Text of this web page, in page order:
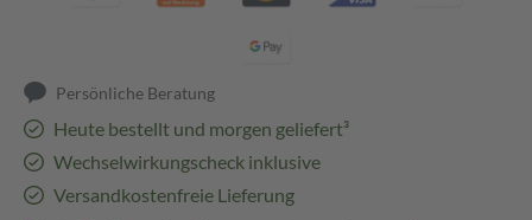
Persönliche Beratung
Heute bestellt und morgen geliefert³
Wechselwirkungscheck inklusive
Versandkostenfreie Lieferung